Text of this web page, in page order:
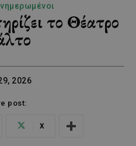
το Θέατρο
2026
post:
X